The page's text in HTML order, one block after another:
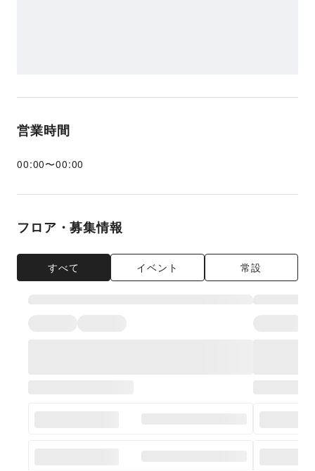
営業時間
00:00〜00:00
フロア・募集情報
すべて イベント 常設